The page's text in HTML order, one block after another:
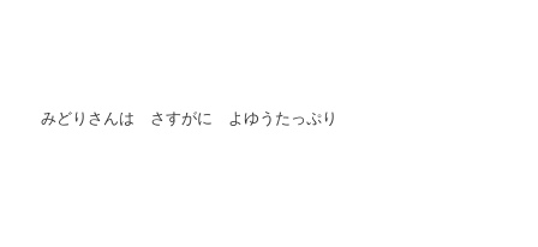
みどりさんは さすがに よゆうたっぷり